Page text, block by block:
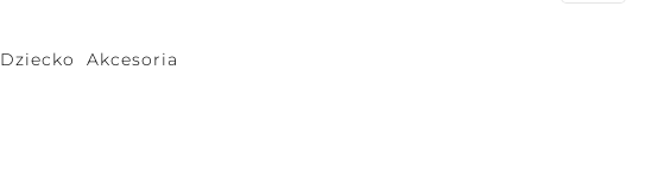
Dziecko Akcesoria